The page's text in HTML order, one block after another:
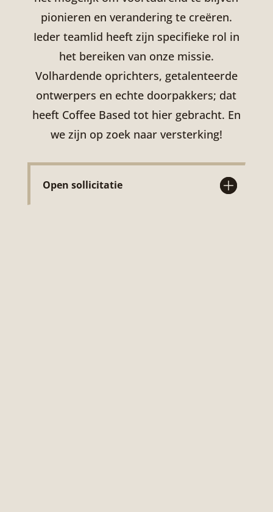
pionieren en verandering te creëren.
Ieder teamlid heeft zijn specifieke rol in
het bereiken van onze missie.
Volhardende oprichters, getalenteerde
ontwerpers en echte doorpakkers; dat
heeft Coffee Based tot hier gebracht. En
we zijn op zoek naar versterking!
Open sollicitatie